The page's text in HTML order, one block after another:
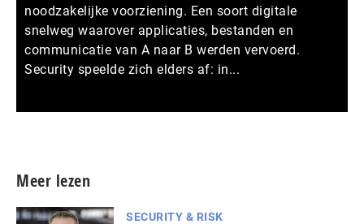
noodzakelijke voorziening. Een soort digitale
snelweg waarover applicaties, bestanden en
communicatie van A naar B werden vervoerd.
Security speelde zich elders af: in...
Meer lezen
SECURITY & RISK